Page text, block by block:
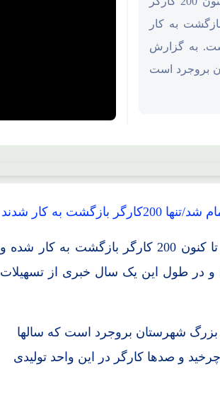
به کار
به گزارش
بروجرد است
با گذشت یک سال از اخراج 483 کارگر نساجی بروجرد تا کنون 200 کارگر بازگشت به کار شده و
و در طول این یک سال خبری از تسهیلات
بزرگ شهرستان بروجرد است که سالها
و صدها کارگر در این واحد تولیدی